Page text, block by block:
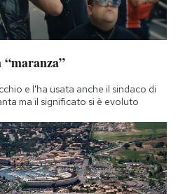
“maranza”
e l'ha usata anche il sindaco di
ma il significato si è evoluto